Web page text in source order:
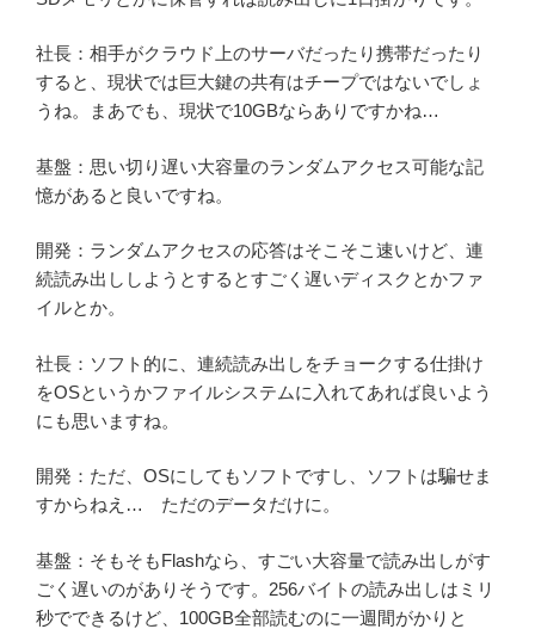
社長：相手がクラウド上のサーバだったり携帯だったり
すると、現状では巨大鍵の共有はチープではないでしょ
うね。まあでも、現状で10GBならありですかね…
基盤：思い切り遅い大容量のランダムアクセス可能な記
憶があると良いですね。
開発：ランダムアクセスの応答はそこそこ速いけど、連
続読み出ししようとするとすごく遅いディスクとかファ
イルとか。
社長：ソフト的に、連続読み出しをチョークする仕掛け
をOSというかファイルシステムに入れてあれば良いよう
にも思いますね。
開発：ただ、OSにしてもソフトですし、ソフトは騙せま
すからねえ… ただのデータだけに。
基盤：そもそもFlashなら、すごい大容量で読み出しがす
ごく遅いのがありそうです。256バイトの読み出しはミリ
秒でできるけど、100GB全部読むのに一週間がかりと